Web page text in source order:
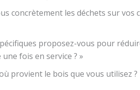
concrètement les déchets sur vos
proposez-vous pour
fois en service ? »
provient le bois que vous utilisez ?